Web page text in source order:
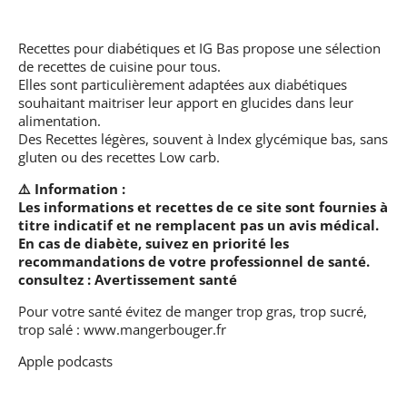
Recettes pour diabétiques et IG Bas propose une sélection
de recettes de cuisine pour tous.
Elles sont particulièrement adaptées aux diabétiques
souhaitant maitriser leur apport en glucides dans leur
alimentation.
Des Recettes légères, souvent à Index glycémique bas, sans
gluten ou des recettes Low carb.
⚠️ Information :
Les informations et recettes de ce site sont fournies à
titre indicatif et ne remplacent pas un avis médical.
En cas de diabète, suivez en priorité les
recommandations de votre professionnel de santé.
consultez : Avertissement santé
Pour votre santé évitez de manger trop gras, trop sucré,
trop salé : www.mangerbouger.fr
Apple podcasts